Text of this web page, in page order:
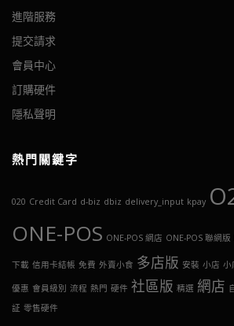
進階服務
提交請求
會員中心
訂購硬件
隱私聲明
熱門關鍵字
020 Credit Card d-biz dbiz delivery_input kpay
ONE-POS ONE-POS 網店 ONE-POS 聯網版
下載 信用卡結帳 免費 外賣小食 多店版 安裝 小店 小
優惠 會員級別 流程 熱門 硬件 社區版 精選 網店
証 零售硬件